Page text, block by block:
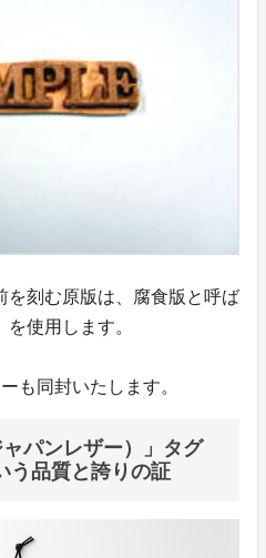
刻む原版は、腐食版と呼ば
使用します。
も同封いたします。
パンレザー）」タグ
う品質と誇りの証